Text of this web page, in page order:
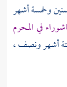
وخمسة أشهر
في المحرم
أشهر ونصف ،